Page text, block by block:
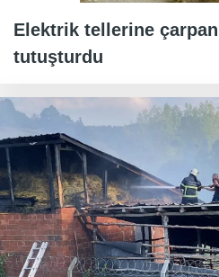
Elektrik tellerine
tutuşturdu